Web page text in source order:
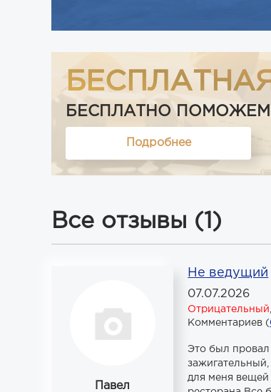
БЕСПЛАТНО ПОМОЖЕМ
Подробнее
Все отзывы (1)
Павел
Не ведущий
07.07.2026
Отрицательный
Комментариев (
Это был
для меня вещей